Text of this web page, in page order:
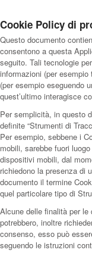
Cookie Policy di
Questo documento
consentono a questa
seguito. Tali tecnologie
informazioni (per
(per esempio eseguendo
quest’ultimo interagisce
Per semplicità, in questo
definite “Strumenti di
Per esempio, sebbene i
mobili, sarebbe fuori
dispositivi mobili, dal
richiedono la presenza di
documento il termine
quel particolare tipo di
Alcune delle finalità per
potrebbero, inoltre
consenso, esso può
seguendo le istruzioni